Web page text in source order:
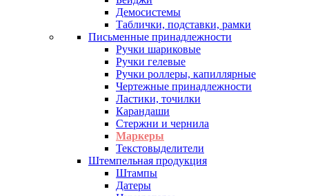
Демосистемы
Таблички, подставки, рамки
Письменные принадлежности
Ручки шариковые
Ручки гелевые
Ручки роллеры, капиллярные
Чертежные принадлежности
Ластики, точилки
Карандаши
Стержни и чернила
Маркеры
Текстовыделители
Штемпельная продукция
Штампы
Датеры